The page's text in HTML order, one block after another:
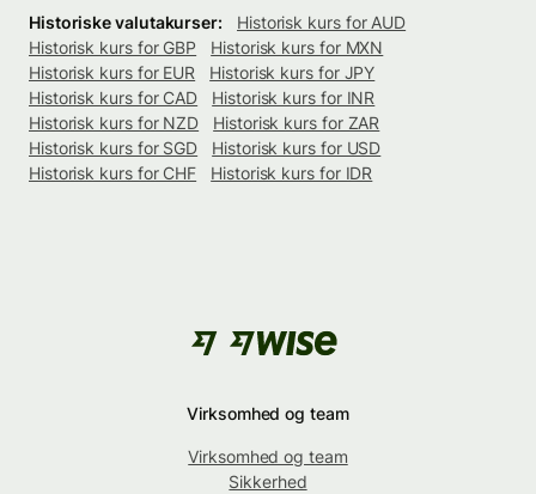
Historiske valutakurser:
Historisk kurs for AUD
Historisk kurs for GBP
Historisk kurs for MXN
Historisk kurs for EUR
Historisk kurs for JPY
Historisk kurs for CAD
Historisk kurs for INR
Historisk kurs for NZD
Historisk kurs for ZAR
Historisk kurs for SGD
Historisk kurs for USD
Historisk kurs for CHF
Historisk kurs for IDR
Virksomhed og team
Virksomhed og team
Sikkerhed